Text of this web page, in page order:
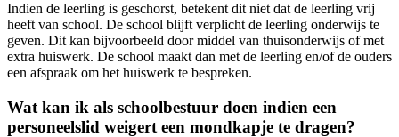
Indien de leerling is geschorst, betekent dit niet dat de leerling vrij
heeft van school. De school blijft verplicht de leerling onderwijs te
geven. Dit kan bijvoorbeeld door middel van thuisonderwijs of met
extra huiswerk. De school maakt dan met de leerling en/of de ouders
een afspraak om het huiswerk te bespreken.
Wat kan ik als schoolbestuur doen indien een
personeelslid weigert een mondkapje te dragen?